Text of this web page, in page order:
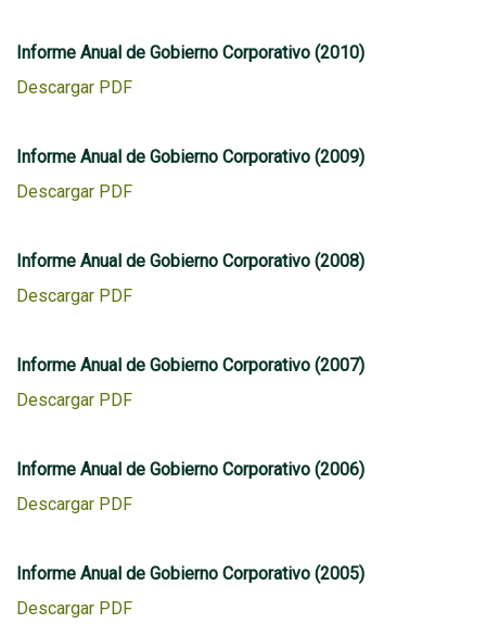
Informe Anual de Gobierno Corporativo (2010)
Descargar PDF
Informe Anual de Gobierno Corporativo (2009)
Descargar PDF
Informe Anual de Gobierno Corporativo (2008)
Descargar PDF
Informe Anual de Gobierno Corporativo (2007)
Descargar PDF
Informe Anual de Gobierno Corporativo (2006)
Descargar PDF
Informe Anual de Gobierno Corporativo (2005)
Descargar PDF